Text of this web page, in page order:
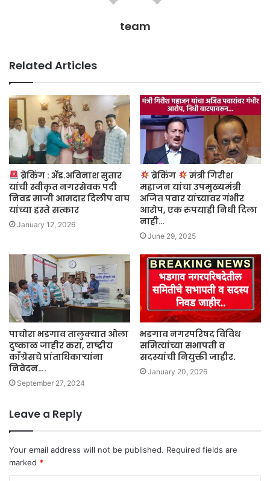
team
Related Articles
ब्रेकिंग : ॲड.अविनाश सुतार
यांची स्वीकृत नगरसेवक पदी
निवड माजी आमदार दिलीप वाघ
यांच्या हस्ते सत्कार
January 12, 2026
ब्रेकिंग
मंत्री गिरीश
महाजन यांचा उपमुख्यमंत्री
अजित पवार यांच्यावर गंभीर
आरोप, एक रुपयाही निधी दिला
नाही…
June 29, 2025
पाचोरा भडगाव तालुक्यात ओला
दुष्काळ जाहीर करा, राष्ट्रीय
काँग्रेसचे प्रांताधिकाऱ्यांना
निवेदन….
September 27, 2024
भडगाव नगरपरिषद विविध
समित्यांच्या सभापती व
सदस्यांची नियुक्ती जाहीर.
January 20, 2026
Leave a Reply
Your email address will not be published. Required fields are
marked *